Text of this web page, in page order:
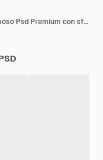
Effetto di testo modificabile 3d cremoso Psd Premium con sfondo